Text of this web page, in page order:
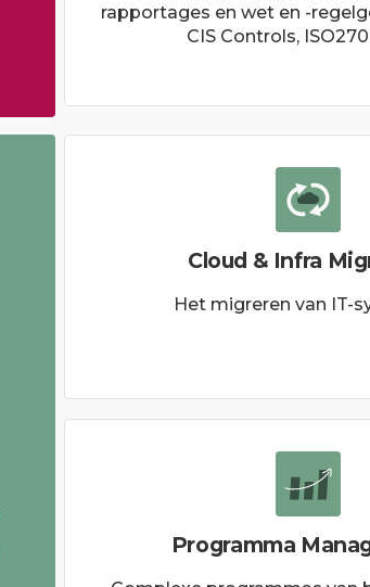
rapportages en wet en -
CIS Controls,
Cloud & Infra
Het migreren van IT-
Programma